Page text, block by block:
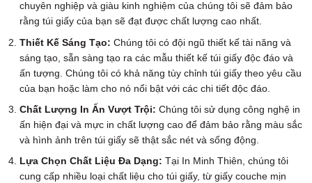
chuyên nghiệp và giàu kinh nghiệm của chúng tôi sẽ đảm bảo
rằng túi giấy của bạn sẽ đạt được chất lượng cao nhất.
Thiết Kế Sáng Tạo: Chúng tôi có đội ngũ thiết kế tài năng và
sáng tạo, sẵn sàng tạo ra các mẫu thiết kế túi giấy độc đáo và
ấn tượng. Chúng tôi có khả năng tùy chỉnh túi giấy theo yêu cầu
của bạn hoặc làm cho nó nổi bật với các chi tiết độc đáo.
Chất Lượng In Ấn Vượt Trội: Chúng tôi sử dụng công nghệ in
ấn hiện đại và mực in chất lượng cao để đảm bảo rằng màu sắc
và hình ảnh trên túi giấy sẽ thật sắc nét và sống động.
Lựa Chọn Chất Liệu Đa Dạng: Tại In Minh Thiên, chúng tôi
cung cấp nhiều loại chất liệu cho túi giấy, từ giấy couche mịn